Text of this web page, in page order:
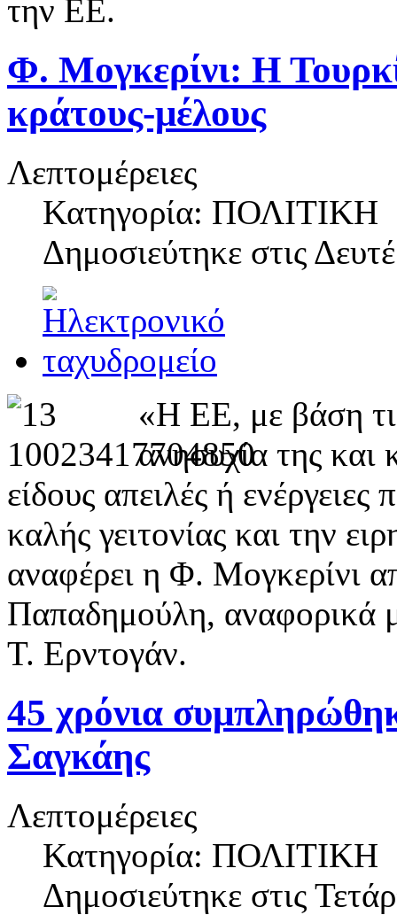
την ΕΕ.
Φ. Μογκερίνι: Η
κράτους-μέλους
Λεπτομέρειες
Κατηγορία: ΠΟΛΙΤΙΚΗ
Δημοσιεύτηκε στις
«Η ΕΕ, με βάση
ανησυχία της και
είδους απειλές ή
καλής γειτονίας και την
αναφέρει η Φ. Μογκερίνι
Παπαδημούλη, αναφορικά
Τ. Ερντογάν.
45 χρόνια
Σαγκάης
Λεπτομέρειες
Κατηγορία: ΠΟΛΙΤΙΚΗ
Δημοσιεύτηκε στις